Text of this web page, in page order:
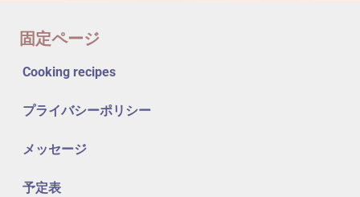
固定ページ
Cooking recipes
プライバシーポリシー
メッセージ
予定表